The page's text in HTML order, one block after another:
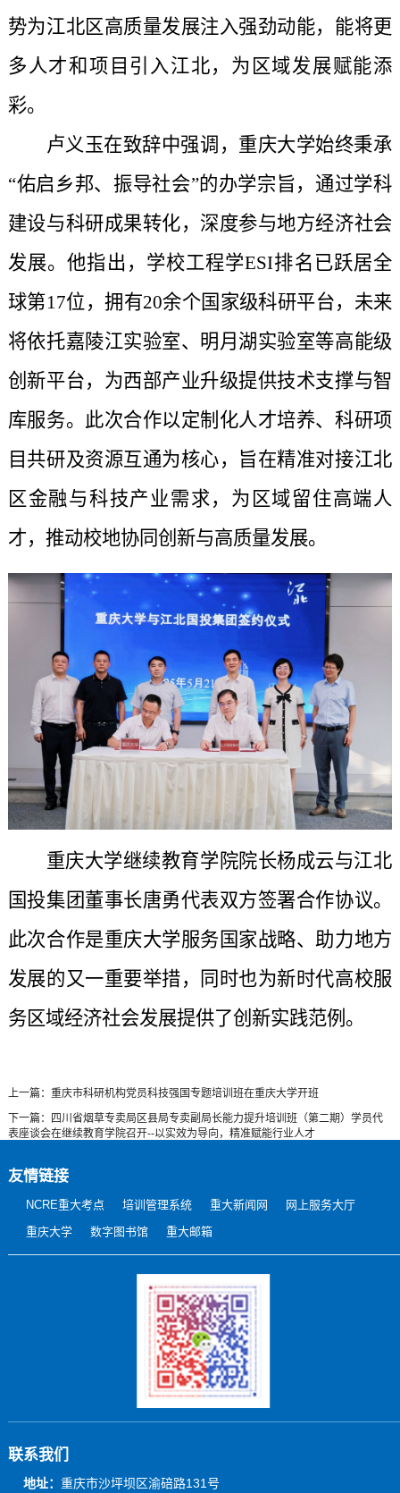
势为江北区高质量发展注入强劲动能，能将更
多人才和项目引入江北，为区域发展赋能添
彩。
卢义玉在致辞中强调，重庆大学始终秉承
“佑启乡邦、振导社会”的办学宗旨，通过学科
建设与科研成果转化，深度参与地方经济社会
发展。他指出，学校工程学ESI排名已跃居全
球第17位，拥有20余个国家级科研平台，未来
将依托嘉陵江实验室、明月湖实验室等高能级
创新平台，为西部产业升级提供技术支撑与智
库服务。此次合作以定制化人才培养、科研项
目共研及资源互通为核心，旨在精准对接江北
区金融与科技产业需求，为区域留住高端人
才，推动校地协同创新与高质量发展。
重庆大学继续教育学院院长杨成云与江北
国投集团董事长唐勇代表双方签署合作协议。
此次合作是重庆大学服务国家战略、助力地方
发展的又一重要举措，同时也为新时代高校服
务区域经济社会发展提供了创新实践范例。
上一篇：重庆市科研机构党员科技强国专题培训班在重庆大学开班
下一篇：四川省烟草专卖局区县局专卖副局长能力提升培训班（第二期）学员代
表座谈会在继续教育学院召开--以实效为导向，精准赋能行业人才
友情链接
NCRE重大考点 培训管理系统 重大新闻网
网上服务大厅
重庆大学
数字图书馆 重大邮箱
联系我们
地址：重庆市沙坪坝区渝碚路131号